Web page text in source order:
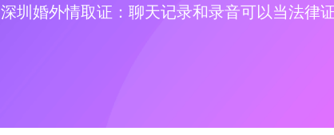
深圳婚外情取证：聊天记录和录音可以当法律